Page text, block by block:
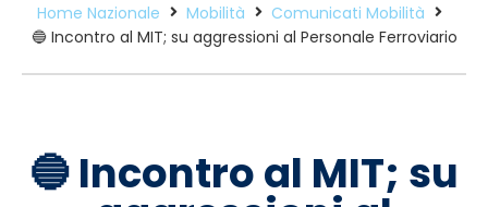
Home Nazionale Mobilità
Comunicati Mobilità
🔵 Incontro al MIT; su aggressioni al Personale Ferroviario
🔵 Incontro al MIT; su